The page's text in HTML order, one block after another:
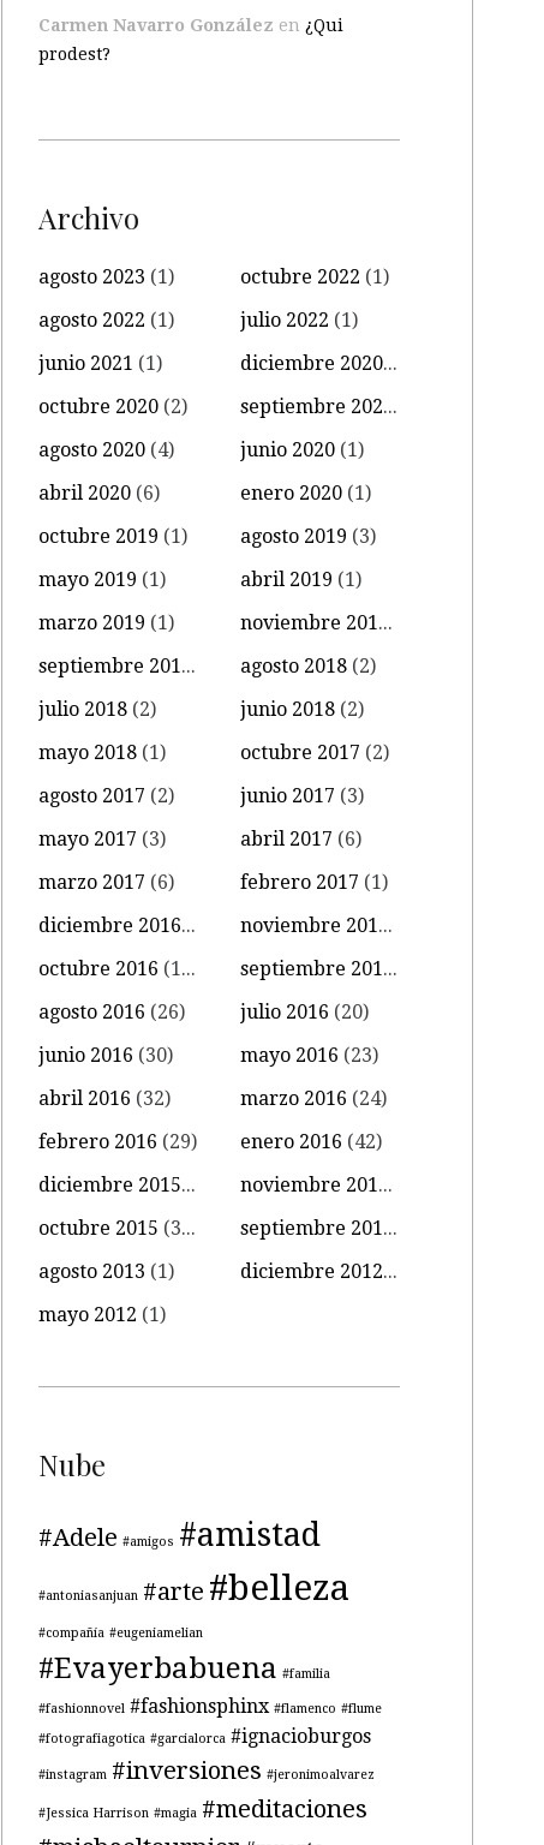
Carmen Navarro González en ¿Qui
prodest?
Archivo
agosto 2023 (1) octubre 2022 (1)
agosto 2022 (1) julio 2022 (1)
junio 2021 (1) diciembre 2020
(1)
octubre 2020(2) septiembre 2020(3)
agosto 2020(4) junio 2020 (1)
abril 2020(6) enero 2020 (1)
octubre 2019 (1) agosto 2019 (3)
mayo 2019 (1) abril 2019 (1)
marzo 2019 (1) noviembre 2018(2)
septiembre 2018(1) agosto 2018 (2)
julio 2018(2) junio 2018 (2)
mayo 2018(1) octubre 2017 (2)
agosto 2017 (2) junio 2017 (3)
mayo 2017 (3) abril 2017 (6)
marzo 2017 (6) febrero 2017 (1)
diciembre 2016
(4) noviembre 2016(11)
octubre 2016 (14) septiembre 2016(18)
agosto 2016 (26) julio 2016 (20)
junio 2016 (30) mayo 2016 (23)
abril 2016 (32) marzo 2016 (24)
febrero 2016 (29) enero 2016 (42)
diciembre 2015
(39) noviembre 2015(18)
octubre 2015 (34) septiembre 2015(15)
agosto 2013 (1) diciembre 2012
(1)
mayo 2012 (1)
Nube
#Adele #amigos #amistad
#antoniasanjuan #arte #belleza
#compañía #eugeniamelian
#Evayerbabuena #familia
#fashionnovel #fashionsphinx #flamenco #flume
#fotografiagotica #garcialorca #ignacioburgos
#instagram #inversiones #jeronimoalvarez
#Jessica Harrison #magia #meditaciones